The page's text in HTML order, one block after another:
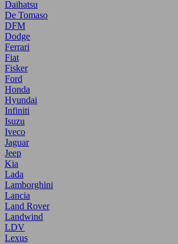
Daihatsu
De Tomaso
DFM
Dodge
Ferrari
Fiat
Fisker
Ford
Honda
Hyundai
Infiniti
Isuzu
Iveco
Jaguar
Jeep
Kia
Lada
Lamborghini
Lancia
Land Rover
Landwind
LDV
Lexus